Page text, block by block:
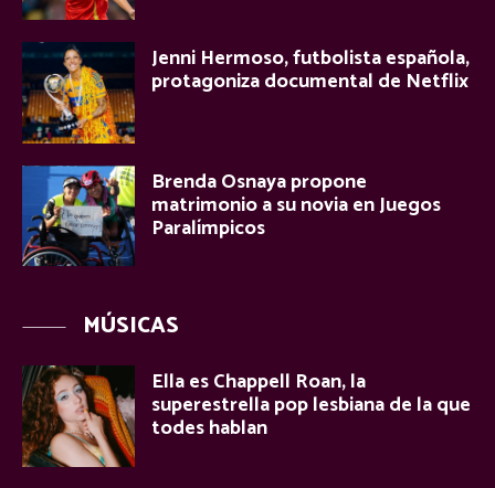
Jenni Hermoso, futbolista española,
protagoniza documental de Netflix
Brenda Osnaya propone
matrimonio a su novia en Juegos
Paralímpicos
MÚSICAS
Ella es Chappell Roan, la
superestrella pop lesbiana de la que
todes hablan